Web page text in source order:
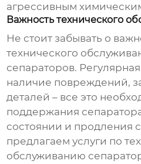
агрессивным
Важность технического
Не стоит забывать о
технического
сепараторов.
наличие повреждений,
деталей – все это
поддержания
состоянии и продления
предлагаем услуги по
обслуживанию